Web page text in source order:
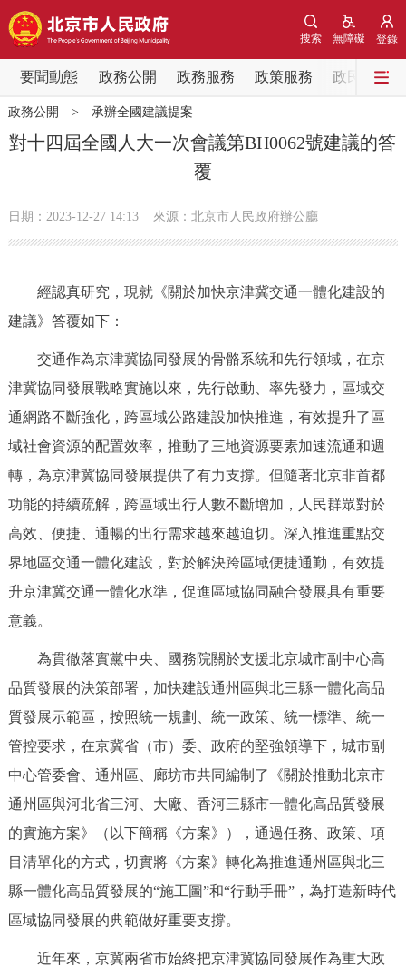
登錄
無障礙
搜索
要聞動態 政務公開 政務服務 政策服務 政民互動
要聞動態
黨中央精神 國務院資訊
會議資訊
市領導
政務服務
12345網上接訴即辦 我要諮詢 我要建議
參與調查 線上訪談 圖説互動
北京概況 十六區概覽 人文北京
綠色北京 圖説北京
多語種
政務公開 > 承辦全國建議提案
對十四屆全國人大一次會議第BH0062號建議的答
覆
日期：2023-12-27 14:13 來源：北京市人民政府辦公廳
經認真研究，現就《關於加快京津冀交通一體化建設的
建議》答覆如下：
交通作為京津冀協同發展的骨骼系統和先行領域，在京
津冀協同發展戰略實施以來，先行啟動、率先發力，區域交
通網路不斷強化，跨區域公路建設加快推進，有效提升了區
域社會資源的配置效率，推動了三地資源要素加速流通和週
轉，為京津冀協同發展提供了有力支撐。但隨著北京非首都
功能的持續疏解，跨區域出行人數不斷增加，人民群眾對於
高效、便捷、通暢的出行需求越來越迫切。深入推進重點交
界地區交通一體化建設，對於解決跨區域便捷通勤，有效提
升京津冀交通一體化水準，促進區域協同融合發展具有重要
意義。
為貫徹落實黨中央、國務院關於支援北京城市副中心高
品質發展的決策部署，加快建設通州區與北三縣一體化高品
質發展示範區，按照統一規劃、統一政策、統一標準、統一
管控要求，在京冀省（市）委、政府的堅強領導下，城市副
中心管委會、通州區、廊坊市共同編制了《關於推動北京市
通州區與河北省三河、大廠、香河三縣市一體化高品質發展
的實施方案》（以下簡稱《方案》），通過任務、政策、項
目清單化的方式，切實將《方案》轉化為推進通州區與北三
縣一體化高品質發展的“施工圖”和“行動手冊”，為打造新時代
區域協同發展的典範做好重要支撐。
近年來，京冀兩省市始終把京津冀協同發展作為重大政